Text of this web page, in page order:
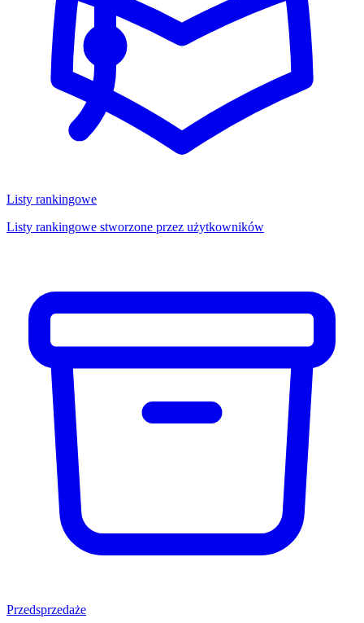
Listy rankingowe
Listy rankingowe stworzone przez użytkowników
Przedsprzedaże